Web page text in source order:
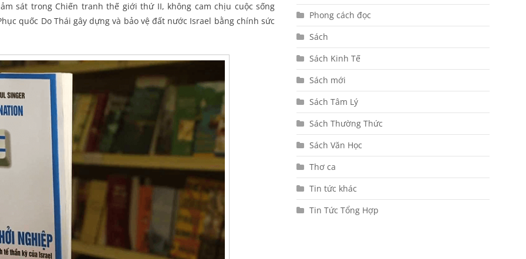
sát trong Chiến tranh thế giới thứ II, không cam chịu cuộc sống
quốc Do Thái gây dựng và bảo vệ đất nước Israel bằng chính sức
Phong cách đọc
Sách
Sách Kinh Tế
Sách mới
Sách Tâm Lý
Sách Thường Thức
Sách Văn Học
Thơ ca
Tin tức khác
Tin Tức Tổng Hợp